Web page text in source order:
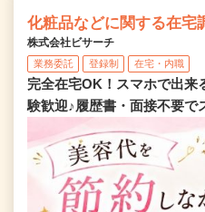
化粧品などに関する在宅
株式会社ビサーチ
業務委託 登録制 在宅・内職
完全在宅OK！スマホで出来
験歓迎♪履歴書・面接不要で